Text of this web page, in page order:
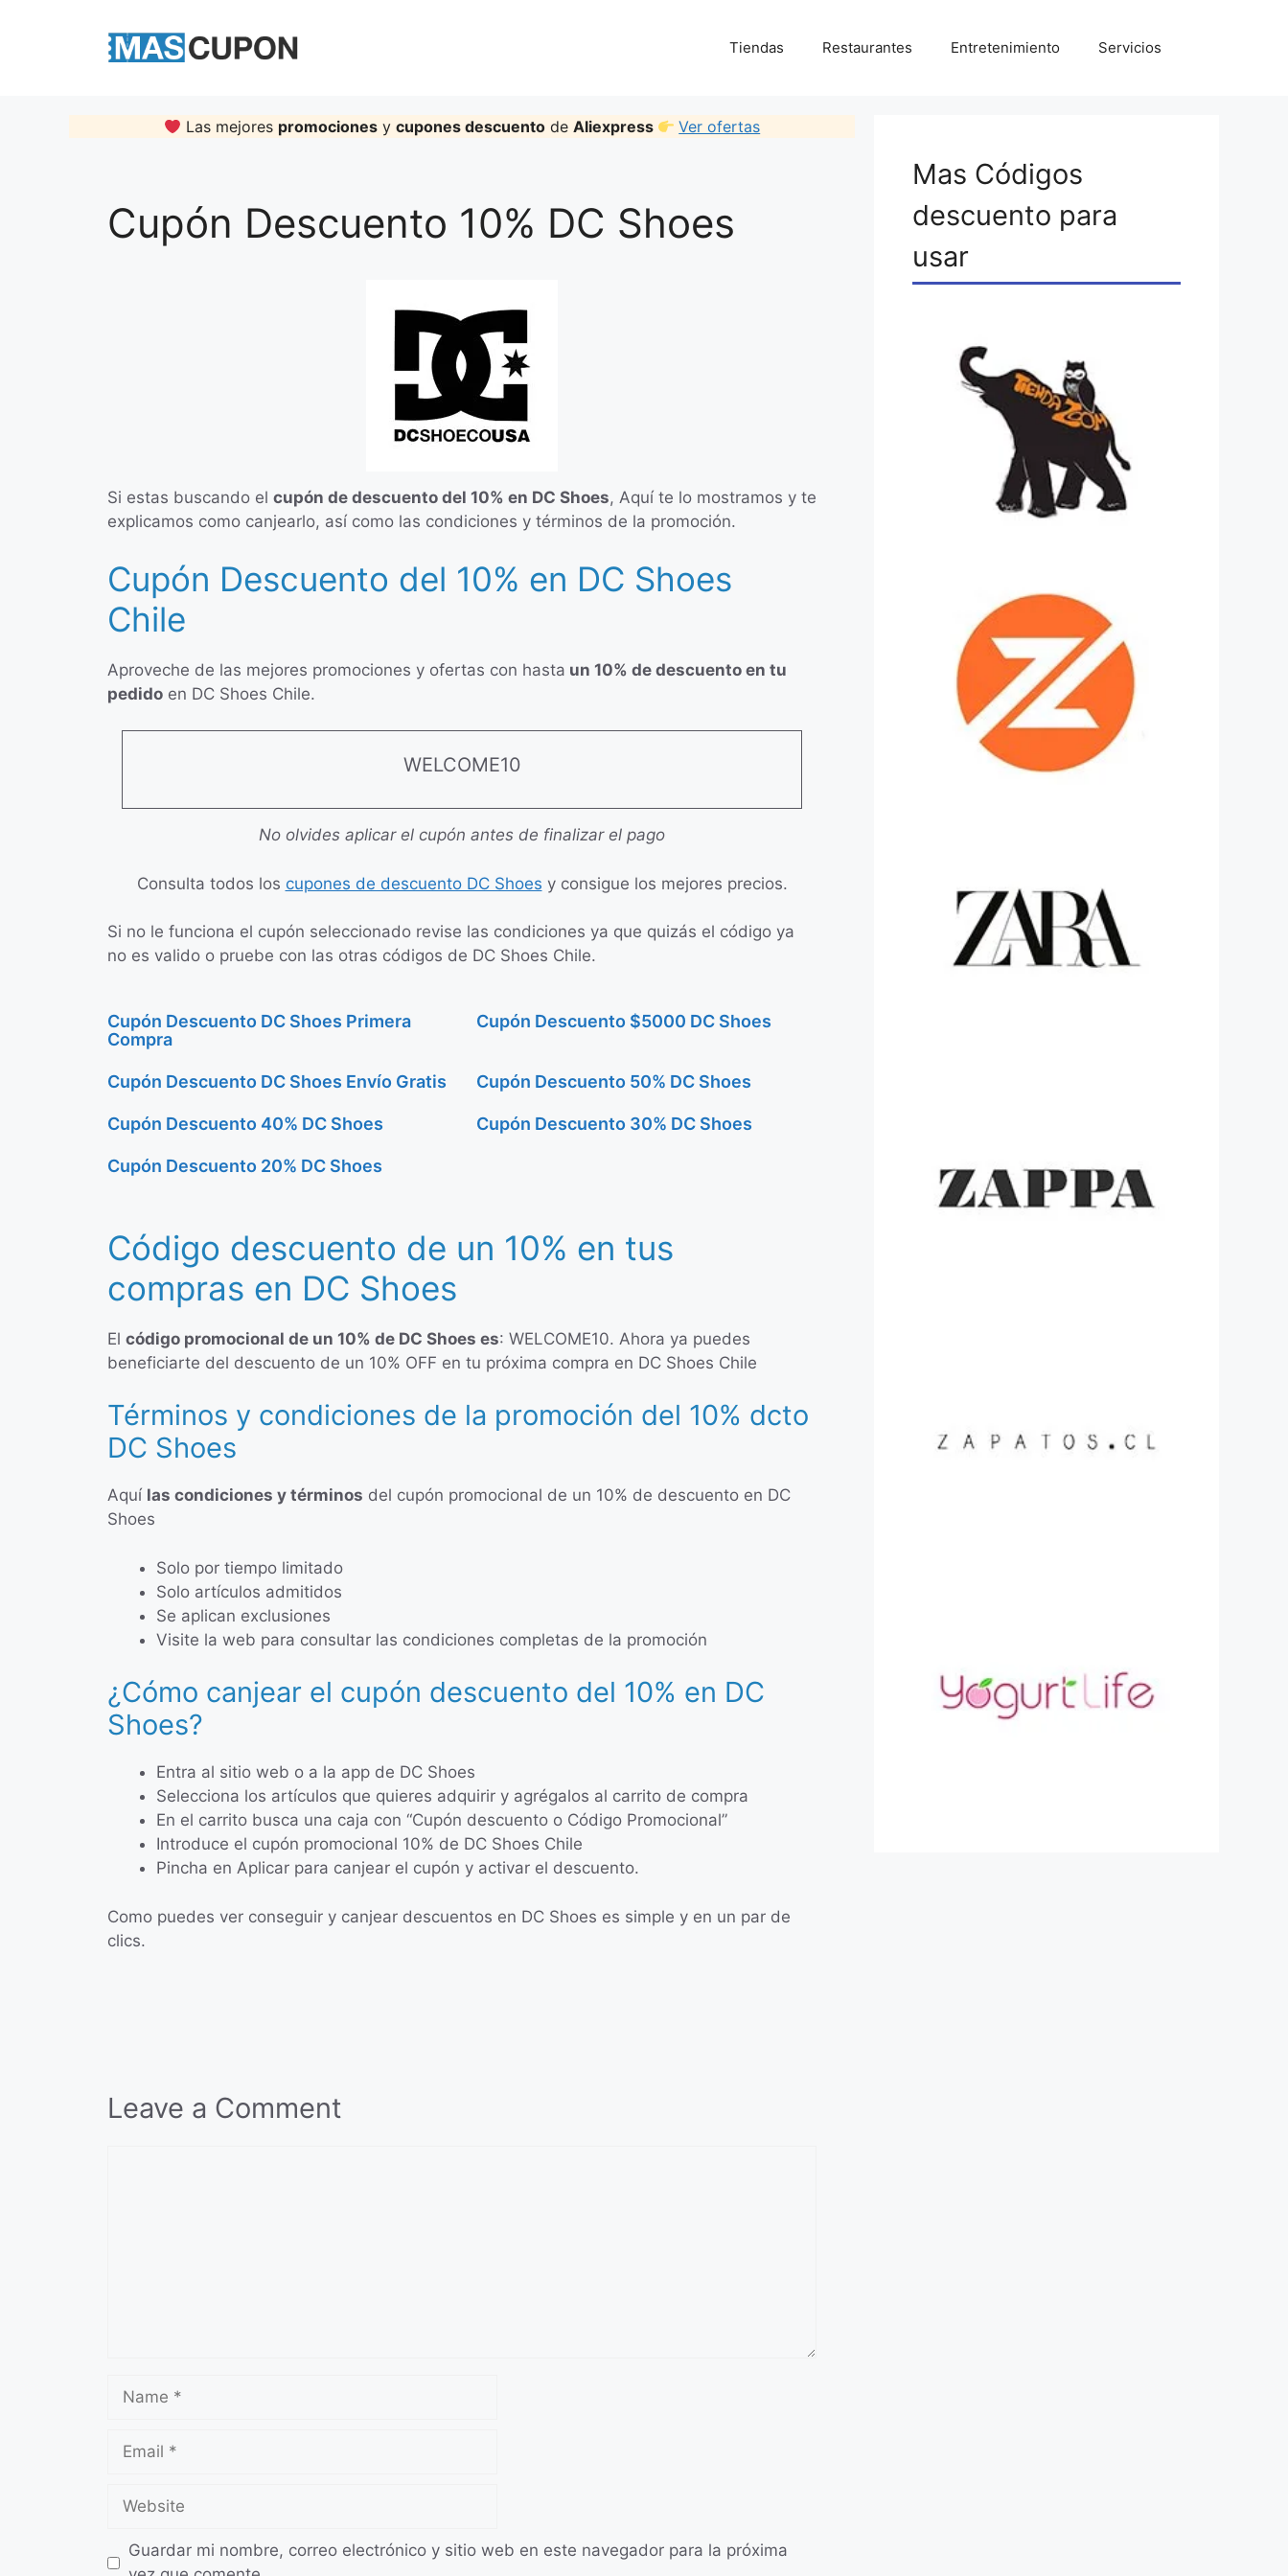
Tiendas Restaurantes Entretenimiento Servicios
Las mejores promociones y cupones descuento de Aliexpress Ver ofertas
Cupón Descuento 10% DC Shoes
Si estas buscando el cupón de descuento del 10% en DC Shoes, Aquí te lo mostramos y te
explicamos como canjearlo, así como las condiciones y términos de la promoción.
Cupón Descuento del 10% en DC Shoes
Chile
Aproveche de las mejores promociones y ofertas con hasta un 10% de descuento en tu
pedido en DC Shoes Chile.
WELCOME10
No olvides aplicar el cupón antes de finalizar el pago
Consulta todos los cupones de descuento DC Shoes y consigue los mejores precios.
Si no le funciona el cupón seleccionado revise las condiciones ya que quizás el código ya
no es valido o pruebe con las otras códigos de DC Shoes Chile.
Cupón Descuento DC Shoes Primera
Compra
Cupón Descuento $5000 DC Shoes
Cupón Descuento DC Shoes Envío Gratis Cupón Descuento 50% DC Shoes
Cupón Descuento 40% DC Shoes Cupón Descuento 30% DC Shoes
Cupón Descuento 20% DC Shoes
Código descuento de un 10% en tus
compras en DC Shoes
El código promocional de un 10% de DC Shoes es: WELCOME10. Ahora ya puedes
beneficiarte del descuento de un 10% OFF en tu próxima compra en DC Shoes Chile
Términos y condiciones de la promoción del 10% dcto
DC Shoes
Aquí las condiciones y términos del cupón promocional de un 10% de descuento en DC
Shoes
Solo por tiempo limitado
Solo artículos admitidos
Se aplican exclusiones
Visite la web para consultar las condiciones completas de la promoción
¿Cómo canjear el cupón descuento del 10% en DC
Shoes?
Entra al sitio web o a la app de DC Shoes
Selecciona los artículos que quieres adquirir y agrégalos al carrito de compra
En el carrito busca una caja con “Cupón descuento o Código Promocional”
Introduce el cupón promocional 10% de DC Shoes Chile
Pincha en Aplicar para canjear el cupón y activar el descuento.
Como puedes ver conseguir y canjear descuentos en DC Shoes es simple y en un par de
clics.
Leave a Comment
Name
Email
Website
Guardar mi nombre, correo electrónico y sitio web en este navegador para la próxima
Mas Códigos
descuento para
usar